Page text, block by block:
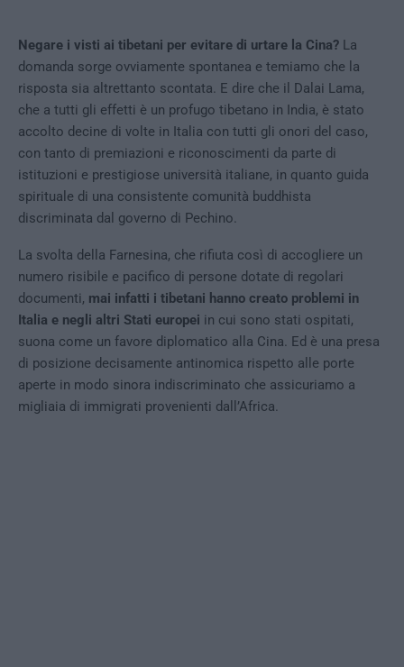
Negare i visti ai tibetani per evitare di urtare la Cina? La
domanda sorge ovviamente spontanea e temiamo che la
risposta sia altrettanto scontata. E dire che il Dalai Lama,
che a tutti gli effetti è un profugo tibetano in India, è stato
accolto decine di volte in Italia con tutti gli onori del caso,
con tanto di premiazioni e riconoscimenti da parte di
istituzioni e prestigiose università italiane, in quanto guida
spirituale di una consistente comunità buddhista
discriminata dal governo di Pechino.
La svolta della Farnesina, che rifiuta così di accogliere un
numero risibile e pacifico di persone dotate di regolari
documenti, mai infatti i tibetani hanno creato problemi in
Italia e negli altri Stati europei in cui sono stati ospitati,
suona come un favore diplomatico alla Cina. Ed è una presa
di posizione decisamente antinomica rispetto alle porte
aperte in modo sinora indiscriminato che assicuriamo a
migliaia di immigrati provenienti dall’Africa.